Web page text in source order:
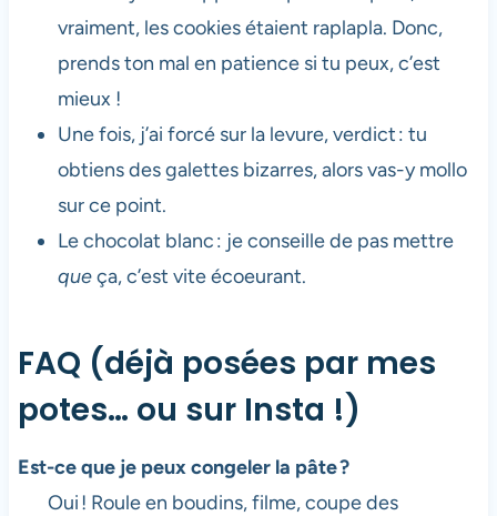
vraiment, les cookies étaient raplapla. Donc,
prends ton mal en patience si tu peux, c’est
mieux !
Une fois, j’ai forcé sur la levure, verdict : tu
obtiens des galettes bizarres, alors vas-y mollo
sur ce point.
Le chocolat blanc : je conseille de pas mettre
queça, c’est vite écoeurant.
FAQ (déjà posées par mes
potes… ou sur Insta !)
Est-ce que je peux congeler la pâte ?
Oui ! Roule en boudins, filme, coupe des